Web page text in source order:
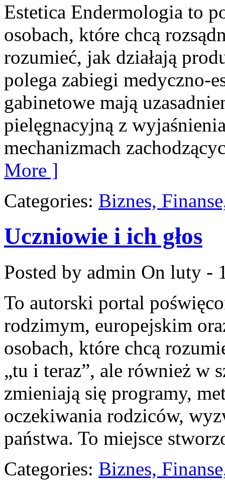
Estetica Endermologia to
osobach, które chcą
rozumieć, jak działają
polega zabiegi medyczno-
gabinetowe mają
pielęgnacyjną z
mechanizmach
More ]
Categories: Biznes,
Uczniowie i ich głos
Posted by admin On luty -
To autorski portal
rodzimym, europejskim
osobach, które chcą
„tu i teraz”, ale również w
zmieniają się programy,
oczekiwania rodziców,
państwa. To miejsce
Categories: Biznes,